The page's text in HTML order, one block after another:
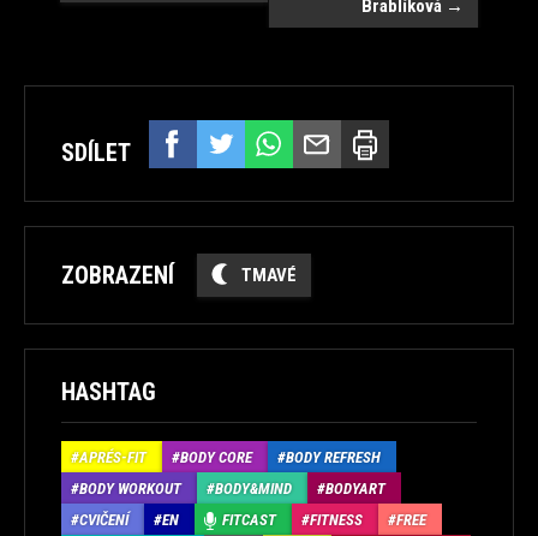
Brablíková →
SDÍLET
ZOBRAZENÍ TMAVÉ
HASHTAG
APRÉS-FIT BODY CORE
BODY REFRESH
BODY WORKOUT
BODY&MIND
BODYART
CVIČENÍ
EN FITCAST FITNESS
FREE